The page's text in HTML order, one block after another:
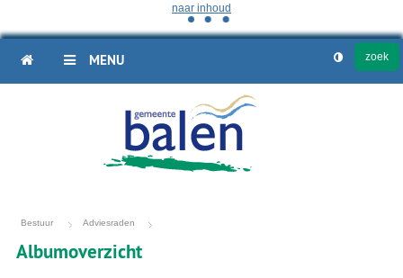
naar inhoud
HOME MENU
Bestuur Adviesraden
Albumoverzicht